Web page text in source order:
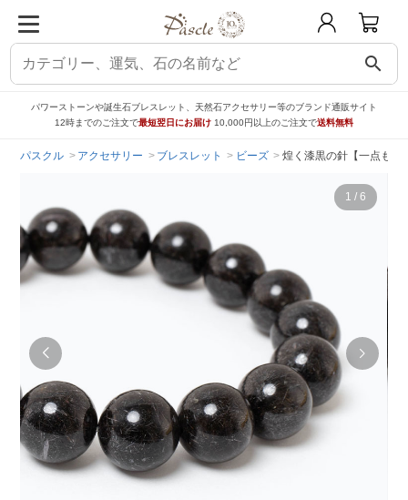
search
パワーストーンや誕生石ブレスレット、天然石アクセサリー等のブランド通販サイト
12時までのご注文で最短翌日にお届け 10,000円以上のご注文で送料無料
パスクル アクセサリー ブレスレット ビーズ 煌く漆黒の針【一点もの
1 / 6